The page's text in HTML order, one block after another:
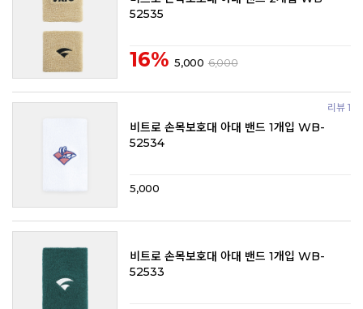
52535
16% 5,000 6,000
리뷰 1
비트로 손목보호대 아대 밴드 1개입 WB-
52534
5,000
비트로 손목보호대 아대 밴드 1개입 WB-
52533